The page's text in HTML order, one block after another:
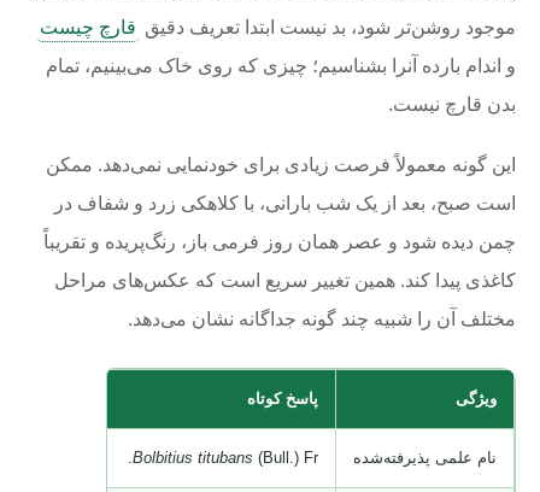
موجود روشن‌تر شود، بد نیست ابتدا تعریف دقیق قارچ چیست
و اندام بارده آنرا بشناسیم؛ چیزی که روی خاک می‌بینیم، تمام
بدن قارچ نیست.
این گونه معمولاً فرصت زیادی برای خودنمایی نمی‌دهد. ممکن
است صبح، بعد از یک شب بارانی، با کلاهکی زرد و شفاف در
چمن دیده شود و عصر همان روز فرمی باز، رنگ‌پریده و تقریباً
کاغذی پیدا کند. همین تغییر سریع است که عکس‌های مراحل
مختلف آن را شبیه چند گونه جداگانه نشان می‌دهد.
ویژگی پاسخ کوتاه
نام علمی پذیرفته‌شده Bolbitius titubans (Bull.) Fr.